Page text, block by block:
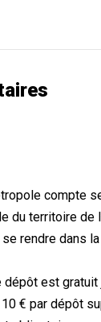
compte
du territoire de
rendre dans
est gratuit
€ par dépôt